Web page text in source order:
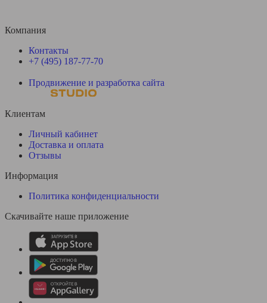
Компания
Контакты
+7 (495) 187-77-70
Продвижение и разработка сайта
Клиентам
Личный кабинет
Доставка и оплата
Отзывы
Информация
Политика конфиденциальности
Скачивайте наше приложение